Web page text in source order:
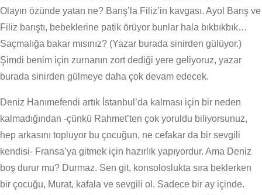
Olayın özünde yatan ne? Barış’la Filiz’in kavgası. Ayol Barış ve
Filiz barıştı, bebeklerine patik örüyor bunlar hala bıkbıkbık…
Saçmalığa bakar mısınız? (Yazar burada sinirden gülüyor.)
Şimdi benim için zurnanın zort dediği yere geliyoruz, yazar
burada sinirden gülmeye daha çok devam edecek.
Deniz Hanımefendi artık İstanbul’da kalması için bir neden
kalmadığından -çünkü Rahmet’ten çok yoruldu biliyorsunuz,
hep arkasını topluyor bu çocuğun, ne cefakar da bir sevgili
kendisi- Fransa’ya gitmek için hazırlık yapıyordur. Ama Deniz
boş durur mu? Durmaz. Sen git, konsoloslukta sıra beklerken
bir çocuğu, Murat, kafala ve sevgili ol. Sadece bir ay içinde.